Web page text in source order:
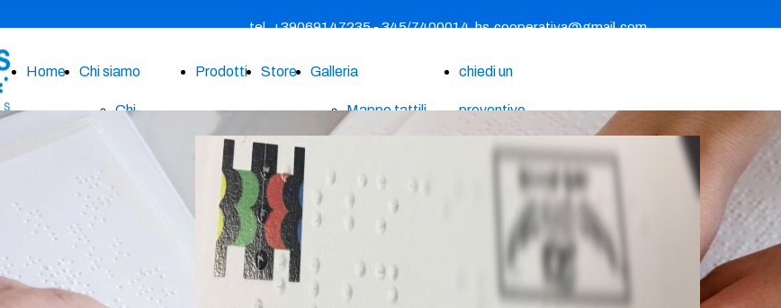
tel. +39069147235- 345/7400014hs.cooperativa@gmail.com
Home Chi siamo
Chi
siamo
Prodotti Store Galleria
Mappe tattili
Braille
Stampa
Braille
Etichette
chiedi un
preventivo